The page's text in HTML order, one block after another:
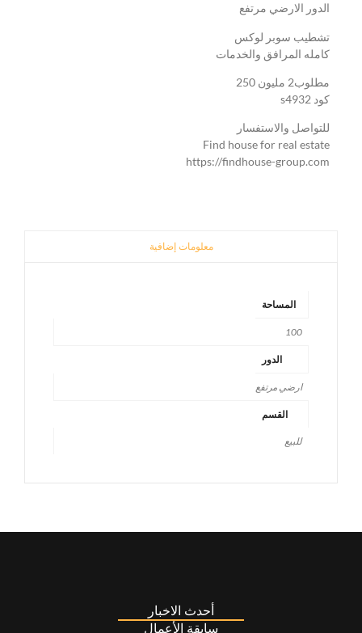
الدور الارضي مرتفع
تشطيب سوبر لوكس
كامله المرافق والخدمات
مطلوب2 مليون 250
كود s4932
للتواصل والاستفسار
Find house for real estate
https://findhouse-group.com
معلومات إضافية
المساحة
100
الدور
ارضي مرتفع
القسم
للبيع
أحدث الاخبار
سابقة الأعمال